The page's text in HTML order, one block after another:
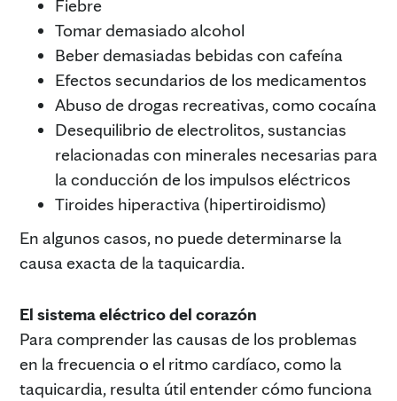
Fiebre
Tomar demasiado alcohol
Beber demasiadas bebidas con cafeína
Efectos secundarios de los medicamentos
Abuso de drogas recreativas, como cocaína
Desequilibrio de electrolitos, sustancias
relacionadas con minerales necesarias para
la conducción de los impulsos eléctricos
Tiroides hiperactiva (hipertiroidismo)
En algunos casos, no puede determinarse la
causa exacta de la taquicardia.
El sistema eléctrico del corazón
Para comprender las causas de los problemas
en la frecuencia o el ritmo cardíaco, como la
taquicardia, resulta útil entender cómo funciona